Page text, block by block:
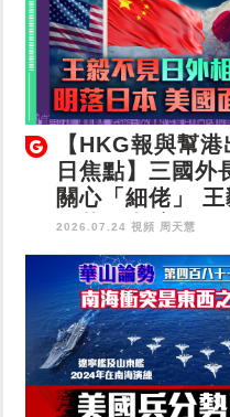
【HKG報與幫
日焦點】三國外
關心「細佬」
明落日本 美國面
2026.07.24 視頻 周天慧